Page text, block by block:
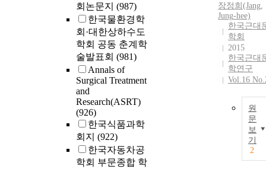
회논문지 (987)
한국물환경학
회·대한상하수도
학회 공동 춘계학
술발표회 (981)
Annals of
Surgical Treatment
and
Research(ASRT)
(926)
한국식품과학
회지 (922)
한국자동차공
학회 부문종합 학
장정희(Jang,
Jung-hee)
한국근대
학회
2015
한국근대
학연구
Vol.16
원
문
보
기
2